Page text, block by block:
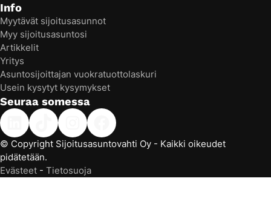
Info
Myytävät sijoitusasunnot
Myy sijoitusasuntosi
Artikkelit
Yritys
Asuntosijoittajan vuokratuottolaskuri
Usein kysytyt kysymykset
Seuraa somessa
Linkedin
TikTokInstagramFacebook
© Copyright Sijoitusasuntovahti Oy - Kaikki oikeudet
pidätetään.
Evästeet - Tietosuoja